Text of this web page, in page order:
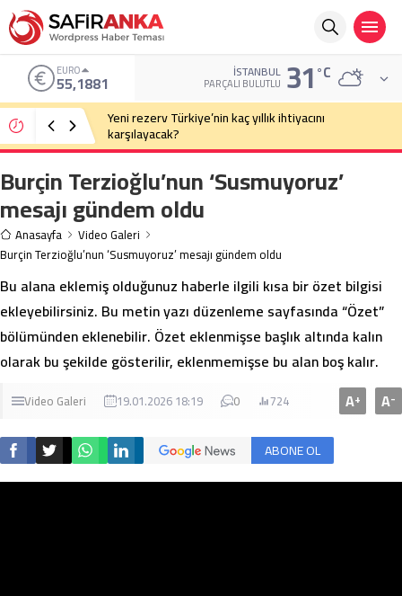
EURO
55,1881 İSTANBUL
PARÇALI BULUTLU 31°C
Yeni rezerv Türkiye’nin kaç yıllık ihtiyacını
karşılayacak?
Burçin Terzioğlu’nun ‘Susmuyoruz’
mesajı gündem oldu
Anasayfa
Video Galeri
Burçin Terzioğlu’nun ‘Susmuyoruz’ mesajı gündem oldu
Bu alana eklemiş olduğunuz haberle ilgili kısa bir özet bilgisi
ekleyebilirsiniz. Bu metin yazı düzenleme sayfasında “Özet”
bölümünden eklenebilir. Özet eklenmişse başlık altında kalın
olarak bu şekilde gösterilir, eklenmemişse bu alan boş kalır.
Video Galeri 19.01.2026 18:19 0 724 A+ A-
ABONE OL